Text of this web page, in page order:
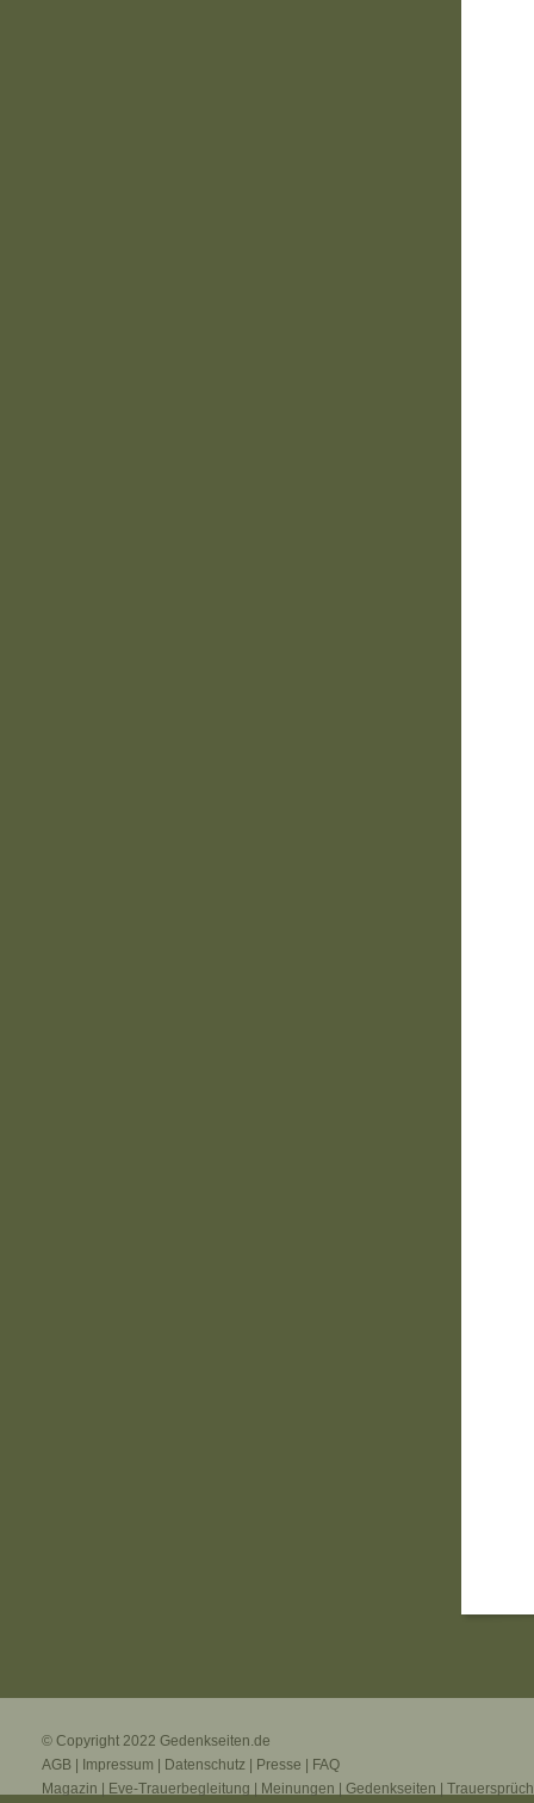
© Copyright 2022 Gedenkseiten.de
AGB
Impressum Datenschutz Presse
FAQ
Magazin
Eve-Trauerbegleitung Meinungen Gedenkseiten